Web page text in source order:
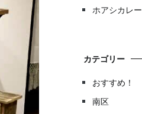
ホアシカレー
カテゴリー
おすすめ！
南区